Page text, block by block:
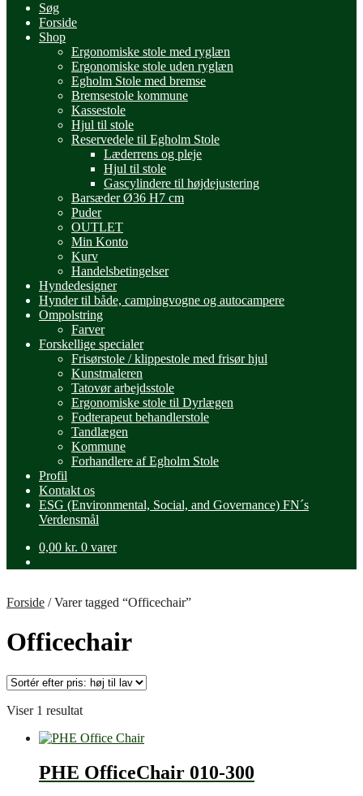
Søg
Forside
Shop
Ergonomiske stole med ryglæn
Ergonomiske stole uden ryglæn
Egholm Stole med bremse
Bremsestole kommune
Kassestole
Hjul til stole
Reservedele til Egholm Stole
Læderrens og pleje
Hjul til stole
Gascylindere til højdejustering
Barsæder Ø36 H7 cm
Puder
OUTLET
Min Konto
Kurv
Handelsbetingelser
Hyndedesigner
Hynder til både, campingvogne og autocampere
Ompolstring
Farver
Forskellige specialer
Frisørstole / klippestole med frisør hjul
Kunstmaleren
Tatovør arbejdsstole
Ergonomiske stole til Dyrlægen
Fodterapeut behandlerstole
Tandlægen
Kommune
Forhandlere af Egholm Stole
Profil
Kontakt os
ESG (Environmental, Social, and Governance) FN´s
Verdensmål
0,00 kr. 0 varer
Forside /Varer tagged “Officechair”
Officechair
Viser 1 resultat
PHE OfficeChair 010-300